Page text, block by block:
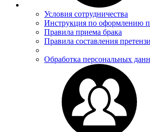
Условия сотрудничества
Инструкция по оформлению
Правила приема брака
Правила составления
Обработка персональных